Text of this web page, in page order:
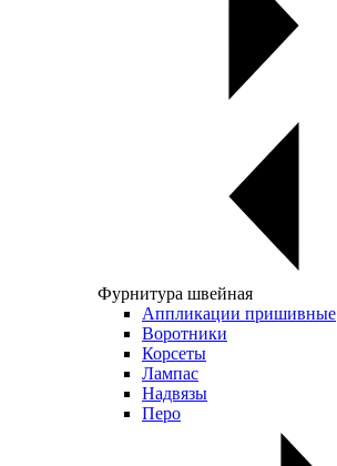
Фурнитура швейная
Аппликации пришивные
Воротники
Корсеты
Лампас
Надвязы
Перо